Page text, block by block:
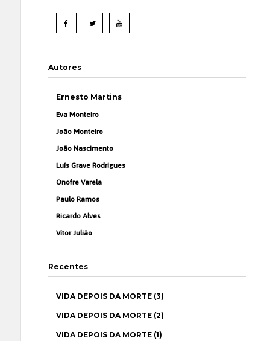
Autores
Ernesto Martins
Eva Monteiro
João Monteiro
João Nascimento
Luís Grave Rodrigues
Onofre Varela
Paulo Ramos
Ricardo Alves
Vítor Julião
Recentes
VIDA DEPOIS DA MORTE (3)
VIDA DEPOIS DA MORTE (2)
VIDA DEPOIS DA MORTE (1)